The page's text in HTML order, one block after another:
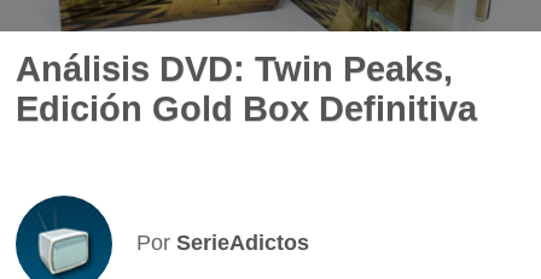
Análisis DVD: Twin Peaks,
Edición Gold Box Definitiva
PorSerieAdictos